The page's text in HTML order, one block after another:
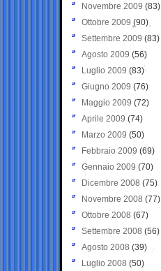
Novembre 2009 (83)
Ottobre 2009 (90)
Settembre 2009 (83)
Agosto 2009 (56)
Luglio 2009 (83)
Giugno 2009 (76)
Maggio 2009 (72)
Aprile 2009 (74)
Marzo 2009 (50)
Febbraio 2009 (69)
Gennaio 2009 (70)
Dicembre 2008 (75)
Novembre 2008 (77)
Ottobre 2008 (67)
Settembre 2008 (56)
Agosto 2008 (39)
Luglio 2008 (50)